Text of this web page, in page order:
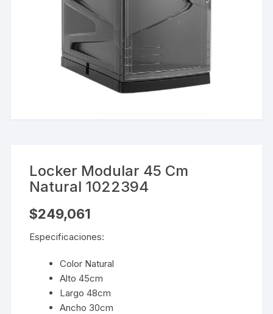
Locker Modular 45 Cm
Natural 1022394
$249,061
Especificaciones:
Color Natural
Alto 45cm
Largo 48cm
Ancho 30cm